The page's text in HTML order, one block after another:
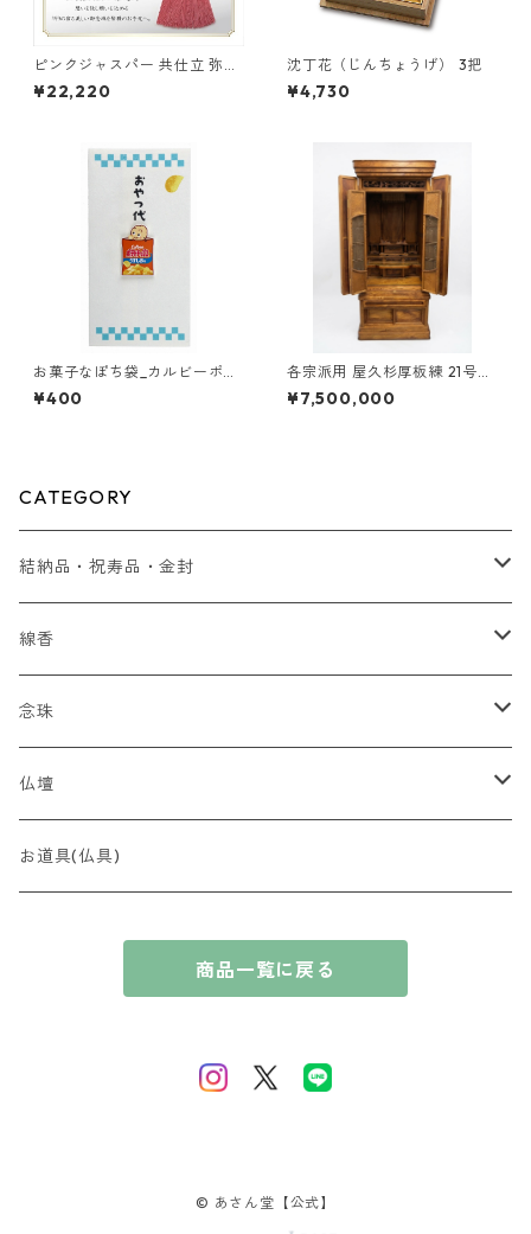
ピンクジャスパー 共仕立 弥勒
房
¥22,220
沈丁花（じんちょうげ） 3把
¥4,730
お菓子なぽち袋_カルビーポテ
トチップスうすしお味
¥400
各宗派用 屋久杉厚板練 21号台
付 桜井久明作
¥7,500,000
CATEGORY
結納品・祝寿品・金封
結納品
金封
線香
贈り物
贈答用 ~5,000円
贈答用 ~7,000円
最高峰 時代（とき）の香
香木
摩黎（まれい）
淡紅梅（たんこうばい）
風情の香（ふぜいのかおり）
念珠
全宗派対応（略式）女性向け
全宗派対応（略式）男性向け
仏壇
コンパクト
お道具(仏具)
商品一覧に戻る
© あさん堂【公式】